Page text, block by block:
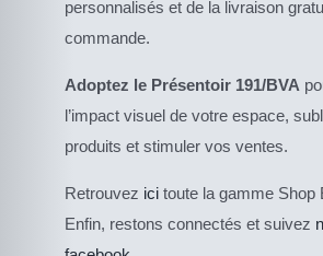
personnalisés et de la livraison
commande.
Adoptez le Présentoir 191/BVA
l’impact visuel de votre espace,
produits et stimuler vos ventes.
Retrouvez ici toute la gamme Shop
Enfin, restons connectés et suivez
DESCRIPTIF DU